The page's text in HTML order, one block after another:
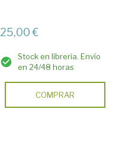
25,00 €
Stock en librería. Envío
en 24/48 horas
COMPRAR